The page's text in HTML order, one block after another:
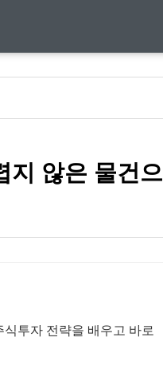
지 않은 물건으
투자 전략을 배우고 바로